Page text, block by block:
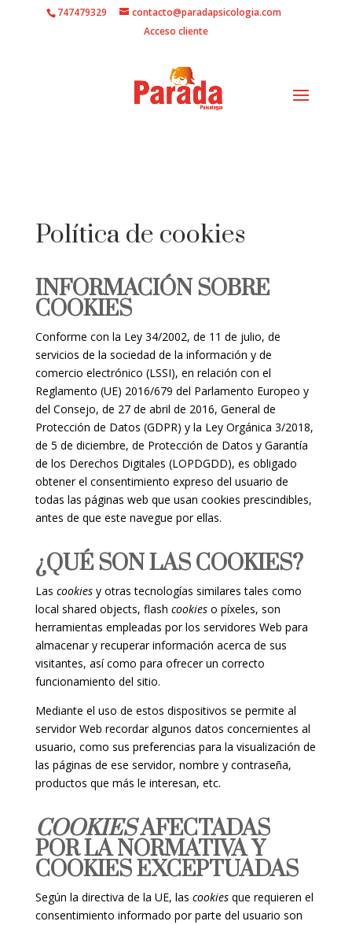
747479329
contacto@paradapsicologia.com
Acceso cliente
Política de cookies
INFORMACIÓN SOBRE
COOKIES
Conforme con la Ley 34/2002, de 11 de julio, de
servicios de la sociedad de la información y de
comercio electrónico (LSSI), en relación con el
Reglamento (UE) 2016/679 del Parlamento Europeo y
del Consejo, de 27 de abril de 2016, General de
Protección de Datos (GDPR) y la Ley Orgánica 3/2018,
de 5 de diciembre, de Protección de Datos y Garantía
de los Derechos Digitales (LOPDGDD), es obligado
obtener el consentimiento expreso del usuario de
todas las páginas web que usan cookies prescindibles,
antes de que este navegue por ellas.
¿QUÉ SON LAS COOKIES?
Las cookies y otras tecnologías similares tales como
local shared objects, flash cookies o píxeles, son
herramientas empleadas por los servidores Web para
almacenar y recuperar información acerca de sus
visitantes, así como para ofrecer un correcto
funcionamiento del sitio.
Mediante el uso de estos dispositivos se permite al
servidor Web recordar algunos datos concernientes al
usuario, como sus preferencias para la visualización de
las páginas de ese servidor, nombre y contraseña,
productos que más le interesan, etc.
COOKIESAFECTADAS
POR LA NORMATIVA Y
COOKIES EXCEPTUADAS
Según la directiva de la UE, las cookies que requieren el
consentimiento informado por parte del usuario son